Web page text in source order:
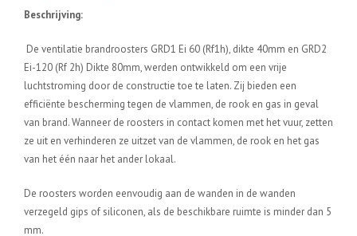
262,44€
Beschrijving:
De ventilatie brandroosters GRD1 Ei 60 (Rf1h), dikte 40mm en GRD2
Ei-120 (Rf 2h) Dikte 80mm, werden ontwikkeld om een vrije
luchtstroming door de constructie toe te laten. Zij bieden een
efficiënte bescherming tegen de vlammen, de rook en gas in geval
van brand. Wanneer de roosters in contact komen met het vuur, zetten
ze uit en verhinderen ze uitzet van de vlammen, de rook en het gas
van het één naar het ander lokaal.
De roosters worden eenvoudig aan de wanden in de wanden
verzegeld gips of siliconen, als de beschikbare ruimte is minder dan 5
mm.